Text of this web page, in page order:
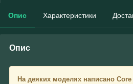
Опис Характеристики
Опис
На деяких моделях написано Core